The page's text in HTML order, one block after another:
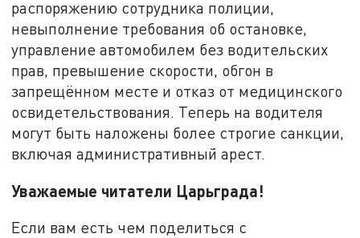
распоряжению сотрудника полиции,
невыполнение требования об остановке,
управление автомобилем без водительских
прав, превышение скорости, обгон в
запрещённом месте и отказ от медицинского
освидетельствования. Теперь на водителя
могут быть наложены более строгие санкции,
включая административный арест.
Уважаемые читатели Царьграда!
Если вам есть чем поделиться с